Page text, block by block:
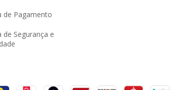
de Pagamento
de Segurança e